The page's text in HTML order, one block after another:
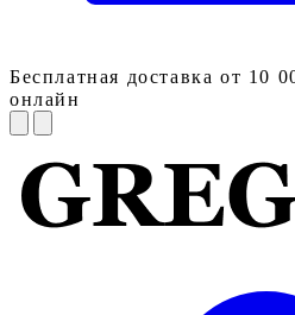
Бесплатная доставка от 10
онлайн